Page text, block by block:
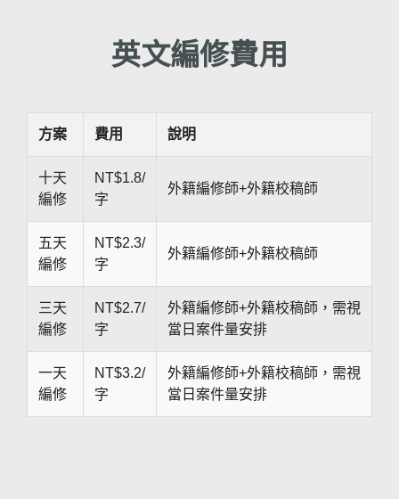
英文編修費用
方案 費用 說明
十天
編修
NT$1.8/
字
外籍編修師+外籍校稿師
五天
編修
NT$2.3/
字
外籍編修師+外籍校稿師
三天
編修
NT$2.7/
字
外籍編修師+外籍校稿師，需視
當日案件量安排
一天
編修
NT$3.2/
字
外籍編修師+外籍校稿師，需視
當日案件量安排